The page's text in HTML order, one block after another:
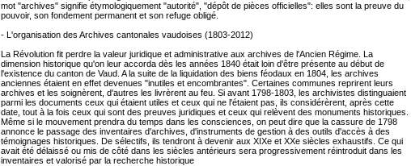
mot "archives" signifie étymologiquement "autorité", "dépôt de pièces officielles": elles sont la preuve du
pouvoir, son fondement permanent et son refuge obligé.
- L'organisation des Archives cantonales vaudoises (1803-2012)
La Révolution fit perdre la valeur juridique et administrative aux archives de l'Ancien Régime. La
dimension historique qu'on leur accorda dès les années 1840 était loin d'être présente au début de
l'existence du canton de Vaud. A la suite de la liquidation des biens féodaux en 1804, les archives
anciennes étaient en effet devenues "inutiles et encombrantes". Certaines communes reprirent leurs
archives et les soignèrent, d'autres les livrèrent au feu. Si avant 1798-1803, les archivistes distinguaient
parmi les documents ceux qui étaient utiles et ceux qui ne l'étaient pas, ils considérèrent, après cette
date, tout à la fois ceux qui sont des preuves juridiques et ceux qui relèvent des monuments historiques.
Même si le mouvement prendra du temps dans les consciences, on peut dire que la cassure de 1798
annonce le passage des inventaires d'archives, d'instruments de gestion à des outils d'accès à des
témoignages historiques. De sélectifs, ils tendront à devenir aux XIXe et XXe siècles exhaustifs. Ce qui
avait été délaissé ou mis de côté dans les siècles antérieurs sera progressivement réintroduit dans les
inventaires et valorisé par la recherche historique